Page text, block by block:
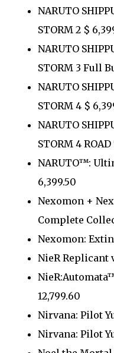
NARUTO
STORM 2 $
NARUTO
STORM 3 Full
NARUTO
STORM 4 $
NARUTO
STORM 4
NARUTO™:
6,399.50
Nexomon +
Complete
Nexomon:
NieR Replicant
12,799.60
Nirvana: Pilot
Nirvana: Pilot